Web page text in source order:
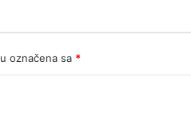
označena sa *